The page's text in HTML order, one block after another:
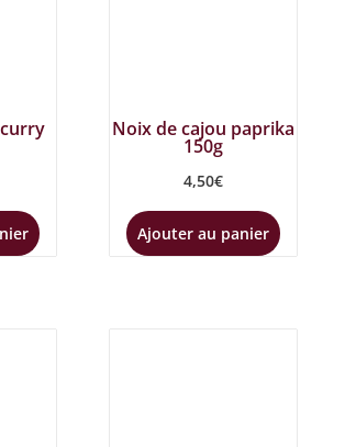
Noix de cajou paprika
150g
4,50€
Ajouter au panier